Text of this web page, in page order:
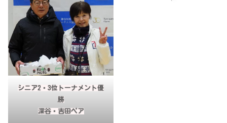
シニア2・3位トーナメント優
勝
深谷・吉田ペア